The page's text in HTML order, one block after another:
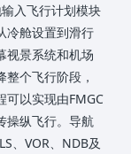
入飞行计划模块
冷舱设置到滑行
视景系统和机场
个飞行阶段，
可以实现由FMGC
操纵飞行。导航
、VOR、NDB及